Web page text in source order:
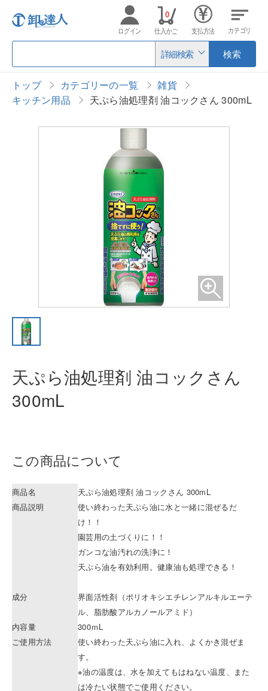
詳細検索 検索
ログイン 仕入かご
0
支払方法 カテゴリ
トップ カテゴリーの一覧
雑貨
キッチン用品
天ぷら油処理剤 油コックさん 300mL
天ぷら油処理剤 油コックさん
300mL
この商品について
商品名
天ぷら油処理剤 油コックさん 300mL
商品説明
使い終わった天ぷら油に水と一緒に混ぜるだ
け！！
園芸用の土づくりに！！
ガンコな油汚れの洗浄に！
天ぷら油を有効利用。健康油も処理できる！
成分
界面活性剤（ポリオキシエチレンアルキルエーテ
ル、脂肪酸アルカノールアミド）
内容量
300ｍL
ご使用方法
使い終わった天ぷら油に入れ、よくかき混ぜま
す。
※油の温度は、水を加えてもはねない温度、また
は冷たい状態でご使用ください。